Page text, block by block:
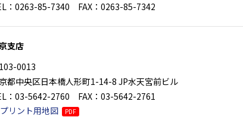
：0263-85-7340 FAX：0263-85-7342
支店
0013
都中央区日本橋人形町1-14-8 JP水天宮前ビル
：03-5642-2760 FAX：03-5642-2761
プリント用地図
PDF